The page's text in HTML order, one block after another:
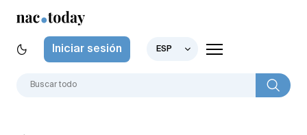
Iniciar sesión ESP